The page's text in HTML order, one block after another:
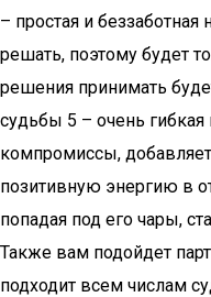
– простая и
решать, поэтому будет
решения принимать
судьбы 5 – очень гибкая
компромиссы,
позитивную энергию в
попадая под его чары,
Также вам подойдет
подходит всем числам